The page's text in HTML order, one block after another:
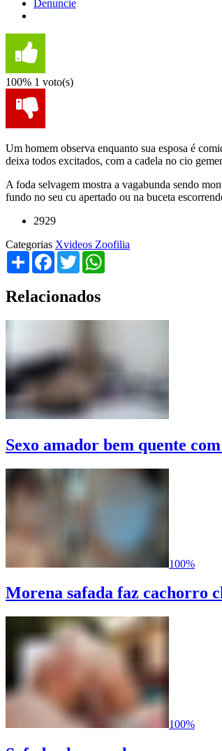
Denuncie
100% 1 voto(s)
Um homem observa enquanto sua esposa é
deixa todos excitados, com a cadela no cio
A foda selvagem mostra a vagabunda sendo
fundo no seu cu apertado ou na buceta
2929
Categorias Xvideos Zoofilia
Share Facebook
Twitter
Relacionados
Sexo amador bem quente
100%
Morena safada faz cachorro
100%